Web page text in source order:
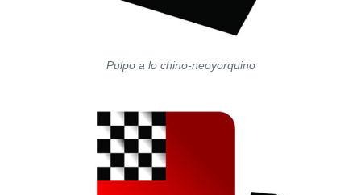
Pulpo a lo chino-neoyorquino